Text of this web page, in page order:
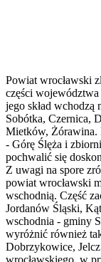
Powiat wrocławski
części
jego skład wchodzą
Sobótka, Czernica,
Mietków, Żórawina.
- Górę Ślęża i
pochwalić się
Z uwagi na spore
powiat wrocławski
wschodnią. Część
Jordanów Śląski,
wschodnia - gminy
wyróżnić również
Dobrzykowice,